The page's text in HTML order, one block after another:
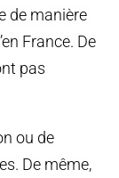
de manière
France. De
pas
ou de
De même,